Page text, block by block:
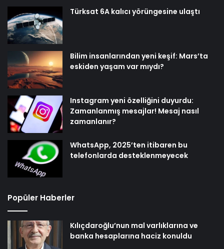
Türksat 6A kalıcı yörüngesine ulaştı
Bilim insanlarından yeni keşif: Mars’ta
eskiden yaşam var mıydı?
Instagram yeni özelliğini duyurdu:
Zamanlanmış mesajlar! Mesaj nasıl
zamanlanır?
WhatsApp, 2025’ten itibaren bu
telefonlarda desteklenmeyecek
Popüler Haberler
Kılıçdaroğlu’nun mal varlıklarına ve
banka hesaplarına haciz konuldu